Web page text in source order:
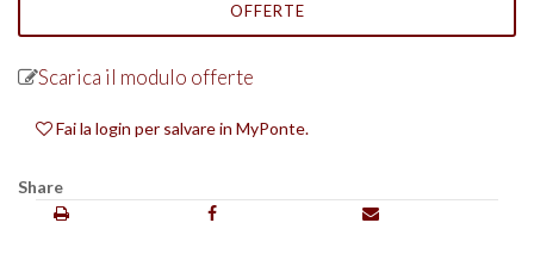
OFFERTE
Scarica il modulo offerte
Fai la login per salvare in MyPonte.
Share